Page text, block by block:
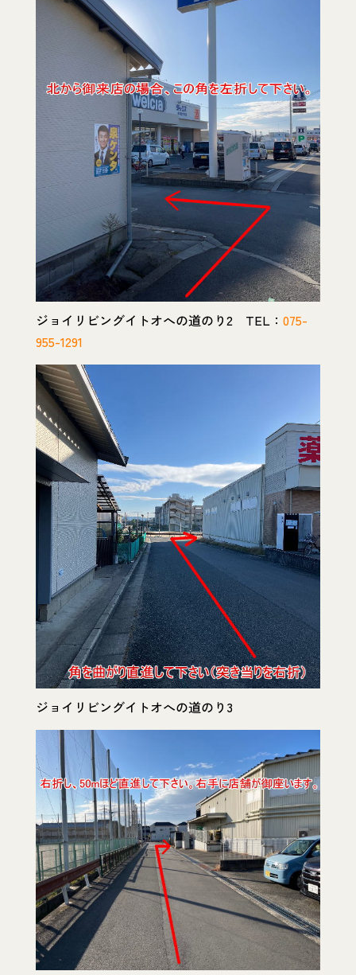
ジョイリビングイトオへの道のり2 TEL： 075-
955-1291
ジョイリビングイトオへの道のり3